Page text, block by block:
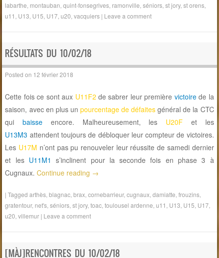
labarthe montauban ,quint-fonsegrives ramonville ,séniors ,st jory,st orens
u11 U13 U15 U17 ,u20 ,vacquiers | Leave a comment
RÉSULTATS DU 10/02/18
Posted on 12 février 2018
Cette fois ce sont aux U11F2 de sabrer leur première victoirede la
saison, avec en plus un pourcentage de défaites général de la CTC
quibaisse encore. Malheureusement, les U20F et les
U13M3 attendent toujours de débloquer leur compteur de victoires.
Les U17M n’ont pas pu renouveler leur réussite de samedi dernier
et les U11M1 s’inclinent pour la seconde fois en phase 3 à
Cugnaux.Continue reading →
|Taggedarthès,blagnac,brax,cornebarrieur,cugnaux,damiatte,frouzins,
gratentour, net's,séniors,st jory,toac,toulousel ardenne,u11 , U13, U15, U17,
u20,villemur | Leave a comment
[MÀJ]RENCONTRES DU 10/02/18